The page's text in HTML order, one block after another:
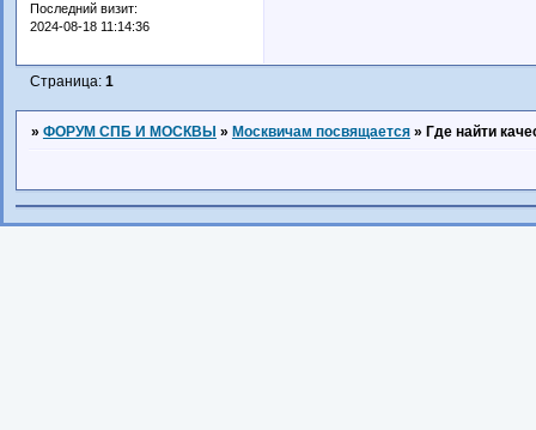
Последний визит:
2024-08-18 11:14:36
Страница: 1
» ФОРУМ СПБ И МОСКВЫ » Москвичам посвящается » Где найти